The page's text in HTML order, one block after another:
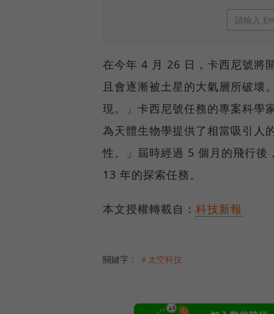
在今年 4 月 26 日，卡西尼號將
且會逐漸被土星的大氣層所破壞
現。」卡西尼號任務的專案科
為天體生物學提供了相當吸引人
性。」屆時經過 5 個月的飛行
13 年的探索任務。
本文授權轉載自： 科技新報
關鍵字： ＃太空科技